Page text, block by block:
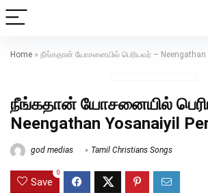
Home » நீங்கதான் யோசனையில் பெரியவர் – Neengathan
நீங்கதான் யோசனையில்
Neengathan Yosanaiyil
god medias Tamil Christians Songs
Save
0